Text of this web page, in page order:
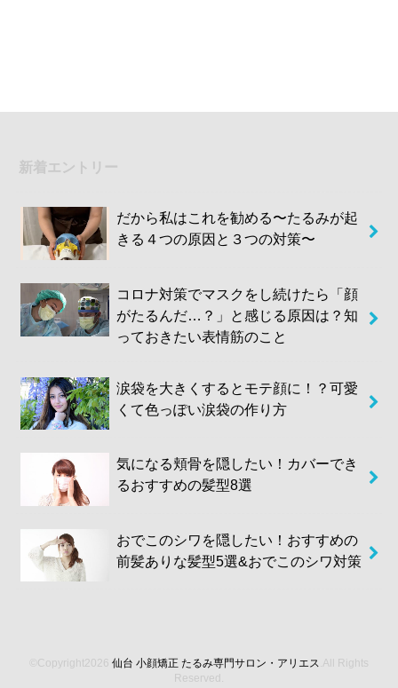
新着エントリー
だから私はこれを勧める〜たるみが起
きる４つの原因と３つの対策〜
コロナ対策でマスクをし続けたら「顔
がたるんだ…？」と感じる原因は？知
っておきたい表情筋のこと
涙袋を大きくするとモテ顔に！？可愛
くて色っぽい涙袋の作り方
気になる頬骨を隠したい！カバーでき
るおすすめの髪型8選
おでこのシワを隠したい！おすすめの
前髪ありな髪型5選&おでこのシワ対策
©Copyright2026 仙台 小顔矯正 たるみ専門サロン・アリエス .All Rights
Reserved.